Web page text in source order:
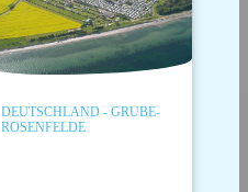
DEUTSCHLAND - GRUBE-
ROSENFELDE